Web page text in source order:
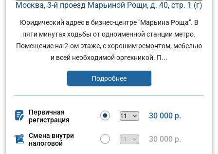
Москва, 3-й проезд Марьиной Рощи, д. 40, стр. 1 (г)
Юридический адрес в бизнес-центре "Марьина Роща". В
пяти минутах ходьбы от одноименной станции метро.
Помещение на 2-ом этаже, с хорошим ремонтом, мебелью
и всей необходимой оргехникой. П...
Подробнее
Первичная
регистрация
30 000 р.
Смена внутри
налоговой
30 000 р.